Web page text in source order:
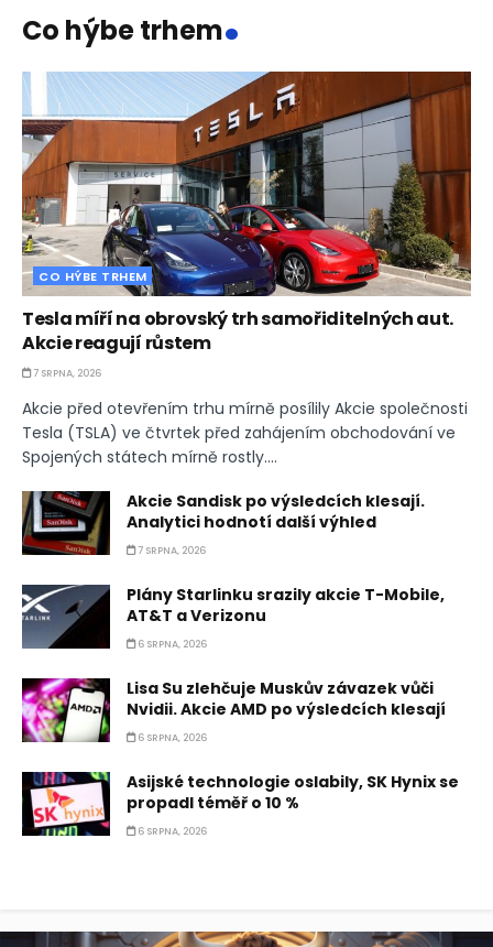
Co hýbe trhem.
CO HÝBE TRHEM
Tesla míří na obrovský trh samořiditelných aut.
Akcie reagují růstem
7 SRPNA, 2026
Akcie před otevřením trhu mírně posílily Akcie společnosti
Tesla (TSLA) ve čtvrtek před zahájením obchodování ve
Spojených státech mírně rostly....
Akcie Sandisk po výsledcích klesají.
Analytici hodnotí další výhled
7 SRPNA, 2026
Plány Starlinku srazily akcie T-Mobile,
AT&T a Verizonu
6 SRPNA, 2026
Lisa Su zlehčuje Muskův závazek vůči
Nvidii. Akcie AMD po výsledcích klesají
6 SRPNA, 2026
Asijské technologie oslabily, SK Hynix se
propadl téměř o 10 %
6 SRPNA, 2026